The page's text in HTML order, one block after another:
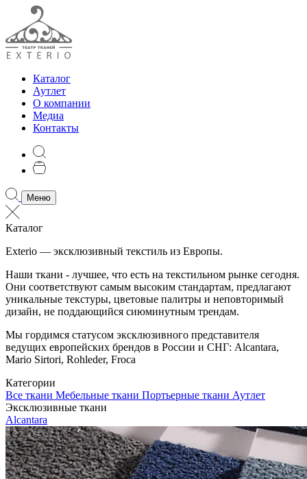
Каталог
Аутлет
О компании
Медиа
Контакты
Меню
Каталог
Exterio — эксклюзивный текстиль из Европы.
Наши ткани - лучшее, что есть на текстильном рынке сегодня.
Они соответствуют самым высоким стандартам, предлагают
уникальные текстуры, цветовые палитры и неповторимый
дизайн, не поддающийся сиюминутным трендам.
Мы гордимся статусом эксклюзивного представителя
ведущих европейских брендов в России и СНГ: Alcantara,
Mario Sirtori, Rohleder, Froca
Категории
Все ткани Мебельные ткани Портьерные ткани Аутлет
Эксклюзивные ткани
Alcantara